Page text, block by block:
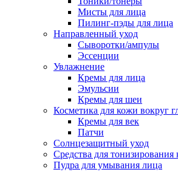
Мисты для лица
Пилинг-пэды для лица
Направленный уход
Сыворотки/ампулы
Эссенции
Увлажнение
Кремы для лица
Эмульсии
Кремы для шеи
Косметика для кожи вокруг
Кремы для век
Патчи
Солнцезащитный уход
Средства для тонизирования
Пудра для умывания лица